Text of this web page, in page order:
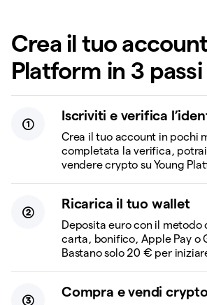
Crea il tuo
Platform in 3 passi
Iscriviti e verifica
Crea il tuo account in pochi
completata la verifica,
vendere crypto su Young
Ricarica il tuo wallet
Deposita euro con il metodo
carta, bonifico, Apple Pay o
Bastano solo 20 € per
Compra e vendi crypto